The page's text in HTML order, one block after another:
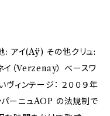
: アイ(Aÿ) その他クリュ:
イ（Verzenay） ベースワ
ィンテージ： ２００９年
パーニュAOP の法規制で